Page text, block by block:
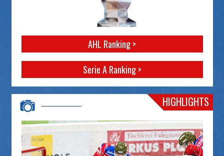
AHL Ranking >
Serie A Ranking >
HIGHLIGHTS